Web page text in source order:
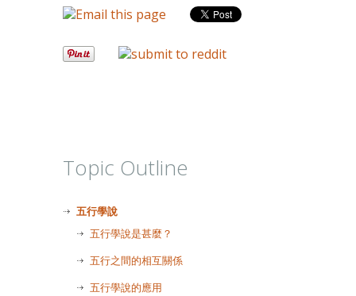
Topic Outline
五行學說
五行學說是甚麼？
五行之間的相互關係
五行學說的應用